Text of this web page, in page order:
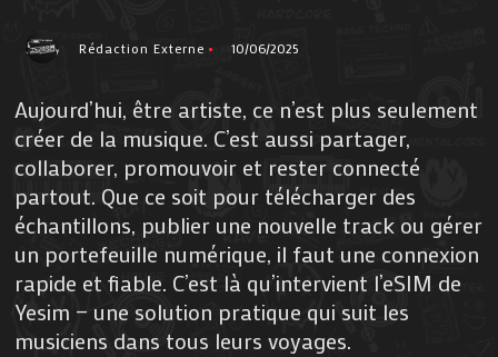
Rédaction Externe 10/06/2025
Aujourd’hui, être artiste, ce n’est plus seulement
créer de la musique. C’est aussi partager,
collaborer, promouvoir et rester connecté
partout. Que ce soit pour télécharger des
échantillons, publier une nouvelle track ou gérer
un portefeuille numérique, il faut une connexion
rapide et fiable. C’est là qu’intervient l’eSIM de
Yesim — une solution pratique qui suit les
musiciens dans tous leurs voyages.